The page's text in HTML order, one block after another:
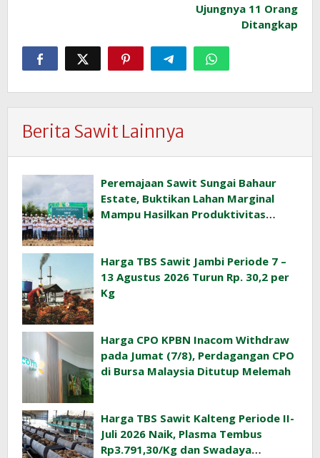
Ujungnya 11 Orang
Ditangkap
Berita Sawit Lainnya
Peremajaan Sawit Sungai Bahaur
Estate, Buktikan Lahan Marginal
Mampu Hasilkan Produktivitas
Harga TBS Sawit Jambi Periode 7 –
13 Agustus 2026 Turun Rp. 30,2 per
Kg
Harga CPO KPBN Inacom Withdraw
pada Jumat (7/8), Perdagangan CPO
di Bursa Malaysia Ditutup Melemah
Harga TBS Sawit Kalteng Periode II-
Juli 2026 Naik, Plasma Tembus
Rp3.791,30/Kg dan Swadaya